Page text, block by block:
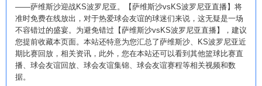
——萨维斯沙迎战KS波罗尼亚。【萨维斯沙vsKS波罗尼亚直播】将
准时免费在线放出，对于热爱球会友谊的球迷们来说，这无疑是一场
不容错过的盛宴。为避免错过【萨维斯沙vsKS波罗尼亚直播】，建议
您提前收藏本页面。本站还特意为您汇总了萨维斯沙、KS波罗尼亚近
期比赛回放，相关资讯，此外，您在本站还可以看到其他篮球比赛直
播、球会友谊回放、球会友谊集锦、球会友谊赛程等相关视频和数
据。